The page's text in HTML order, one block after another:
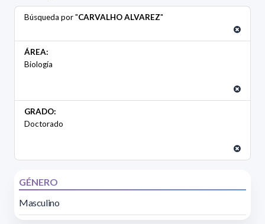
Búsqueda por "CARVALHO ALVAREZ"
ÁREA:
Biología
GRADO:
Doctorado
GÉNERO
Masculino